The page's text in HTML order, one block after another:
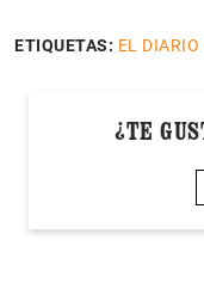
ETIQUETAS: EL DIARIO
¿TE